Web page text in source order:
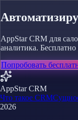
AppStar CRM для
аналитика.
Попробовать
AppStar CRM
Что такое CRM
2026